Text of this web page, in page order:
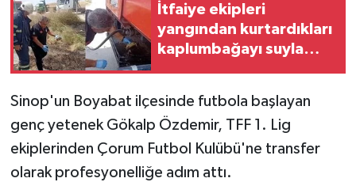
İtfaiye ekipleri
yangından kurtardıkları
kaplumbağayı suyla
Sinop'un Boyabat ilçesinde futbola başlayan
genç yetenek Gökalp Özdemir, TFF 1. Lig
ekiplerinden Çorum Futbol Kulübü'ne transfer
olarak profesyonelliğe adım attı.